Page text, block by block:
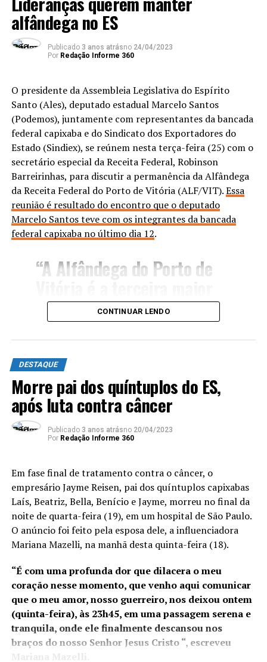
alfândega no ES
Publicado 3 anos atrásno 24/04/2023
Por Redação Informe 360
O presidente da Assembleia Legislativa do Espírito
Santo (Ales), deputado estadual Marcelo Santos
(Podemos), juntamente com representantes da bancada
federal capixaba e do Sindicato dos Exportadores do
Estado (Sindiex), se reúnem nesta terça-feira (25) com o
secretário especial da Receita Federal, Robinson
Barreirinhas, para discutir a permanência da Alfândega
da Receita Federal do Porto de Vitória (ALF/VIT).Essa
reunião é resultado do encontro que o deputado
Marcelo Santos teve com os integrantes da bancada
federal capixaba no último dia 12.
“A Alfândega do Porto de
em volume de importações
e a segunda maior em valor
médio de Declarações de
Importação (DI) no Brasil.
Além disso, a unidade é
responsável pelo controle
de 22 instalações e
recintos alfandegados no
Espírito Santo e atuará em
novos projetos portuários
em execução, como o Porto
da Imetame, com data de
início de operação para
2025. No ano passado, os
portos capixabas
movimentaram R$ 35
bilhões em mercadorias e a
possível transferência da
CONTINUAR LENDO
DESTAQUE
Morre pai dos quíntuplos do ES,
após luta contra câncer
Publicado 3 anos atrásno 20/04/2023
Por Redação Informe 360
Em fase final de tratamento contra o câncer, o
empresário Jayme Reisen, pai dos quíntuplos capixabas
Laís, Beatriz, Bella, Benício e Jayme, morreu no final da
noite de quarta-feira (19), em um hospital de São Paulo.
O anúncio foi feito pela esposa dele, a influenciadora
Mariana Mazelli, na manhã desta quinta-feira (18).
“É com uma profunda dor que dilacera o meu
coração nesse momento, que venho aqui comunicar
que o meu amor, nosso guerreiro, nos deixou ontem
(quinta-feira), às 23h45, em uma passagem serena e
tranquila, onde ele finalmente descansou nos
braços do nosso Senhor Jesus Cristo “, escreveu
Mariana Mazelli.